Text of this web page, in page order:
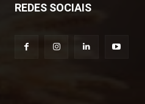
REDES SOCIAIS